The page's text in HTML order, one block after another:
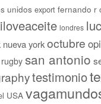
unidos export fernando r
iloveaceite londres
nueva yorkoctubre
rugby san antonio
testimonio
USA